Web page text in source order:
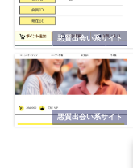
悪質出会い系サイト
悪質出会い系サイト